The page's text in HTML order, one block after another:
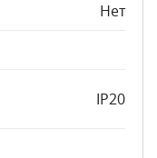
Нет
IP20